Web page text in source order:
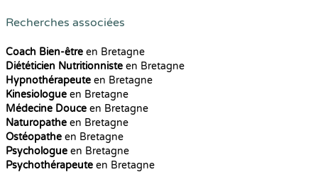
Recherches associées
Coach Bien-être en Bretagne
Diététicien Nutritionniste en Bretagne
Hypnothérapeute en Bretagne
Kinesiologue en Bretagne
Médecine Douce en Bretagne
Naturopathe en Bretagne
Ostéopathe en Bretagne
Psychologue en Bretagne
Psychothérapeute en Bretagne